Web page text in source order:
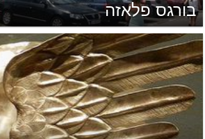
בורגס פלאזה